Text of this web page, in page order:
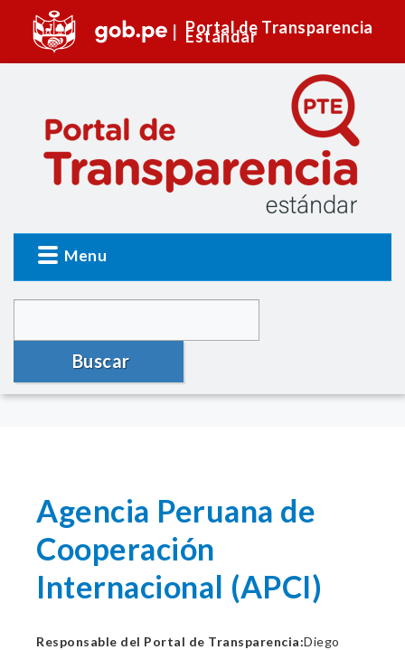
Portal de Transparencia
Estándar
Menu
Buscar
Agencia Peruana de
Cooperación
Internacional (APCI)
Responsable del Portal de Transparencia:Diego